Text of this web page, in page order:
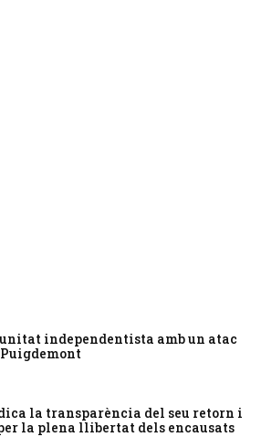
independentista amb un atac
la transparència del seu retorn i
la plena llibertat dels encausats